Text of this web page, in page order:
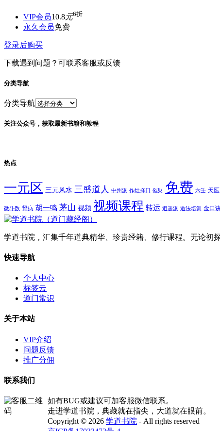
VIP会员10.8元6折
永久会员免费
登录后购买
下载遇到问题？可联系客服或反馈
分类导航
分类导航
关注公众号，获取最新书籍和教程
热点
一元区 三元风水 三盛道人 中州派 作灶择日 催财 免费 六壬 天
微斗数 肾病 胡一鸣 茅山 视频 视频课程 转运 逍遥派 道法培训 金口
学道书院，汇集千年道典精华、珍贵经籍、修行课程。无论初
快速导航
个人中心
标签云
道门常识
关于本站
VIP介绍
问题反馈
推广分佣
联系我们
如有BUG或建议可加客服微信联系。
走进学道书院，典藏就在指尖，大道就在眼前。
Copyright © 2026 学道书院 - All rights reserved